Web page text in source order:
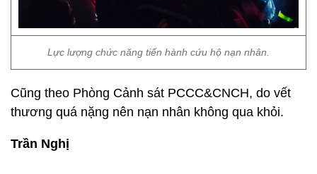
Lực lượng chức năng tiến hành cứu hộ nạn nhân.
Cũng theo Phòng Cảnh sát PCCC&CNCH, do vết
thương quá nặng nên nạn nhân không qua khỏi.
Trần Nghị